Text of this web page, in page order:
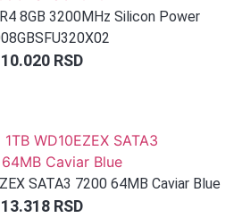
8GB 3200MHz Silicon Power
10.020 RSD
SATA3 7200 64MB Caviar Blue
13.318 RSD